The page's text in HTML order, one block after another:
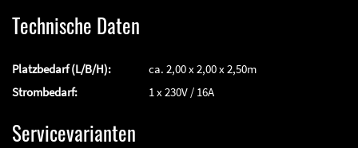
Servicevarianten
Technische Daten
Platzbedarf (L/B/H):
ca. 2,00 x 2,00 x 2,50m
Strombedarf:
1 x 230V / 16A